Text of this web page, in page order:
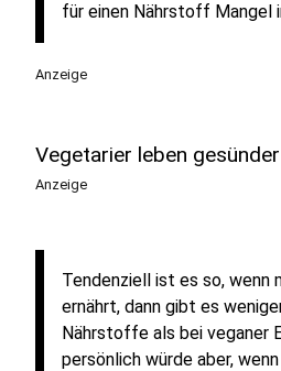
für einen Nährstoff Mangel
Anzeige
Vegetarier leben gesünder
Anzeige
Tendenziell ist es so, wenn
ernährt, dann gibt es
Nährstoffe als bei veganer
persönlich würde aber,